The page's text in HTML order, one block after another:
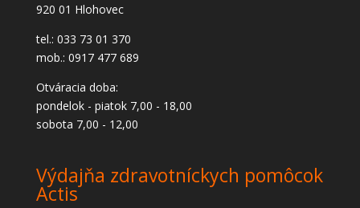
920 01 Hlohovec
tel.: 033 73 01 370
mob.: 0917 477 689
Otváracia doba:
pondelok - piatok 7,00 - 18,00
sobota 7,00 - 12,00
Výdajňa zdravotníckych pomôcok
Actis